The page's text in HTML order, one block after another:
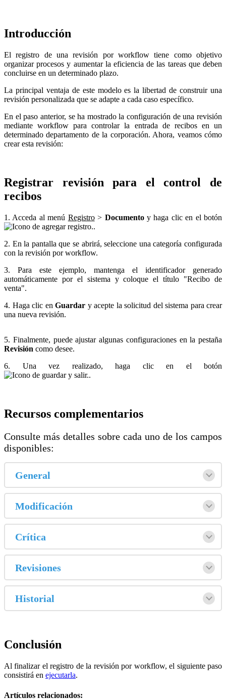
Introducción
El registro de una revisión por workflow tiene como objetivo
organizar procesos y aumentar la eficiencia de las tareas que deben
concluirse en un determinado plazo.
La principal ventaja de este modelo es la libertad de construir una
revisión personalizada que se adapte a cada caso específico.
En el paso anterior, se ha mostrado la configuración de una revisión
mediante workflow para controlar la entrada de recibos en un
determinado departamento de la corporación. Ahora, veamos cómo
crear esta revisión:
Registrar revisión para el control de
recibos
1. Acceda al menú Registro> Documento y haga clic en el botón
.
2. En la pantalla que se abrirá, seleccione una categoría configurada
con la revisión por workflow.
3. Para este ejemplo, mantenga el identificador generado
automáticamente por el sistema y coloque el título "Recibo de
venta".
4. Haga clic en Guardar y acepte la solicitud del sistema para crear
una nueva revisión.
5. Finalmente, puede ajustar algunas configuraciones en la pestaña
Revisión como desee.
6. Una vez realizado, haga clic en el botón
.
Recursos complementarios
Consulte más detalles sobre cada uno de los campos
disponibles:
General
Modificación
Crítica
Revisiones
Historial
Conclusión
Al finalizar el registro de la revisión por workflow, el siguiente paso
consistirá en ejecutarla.
Artículos relacionados: